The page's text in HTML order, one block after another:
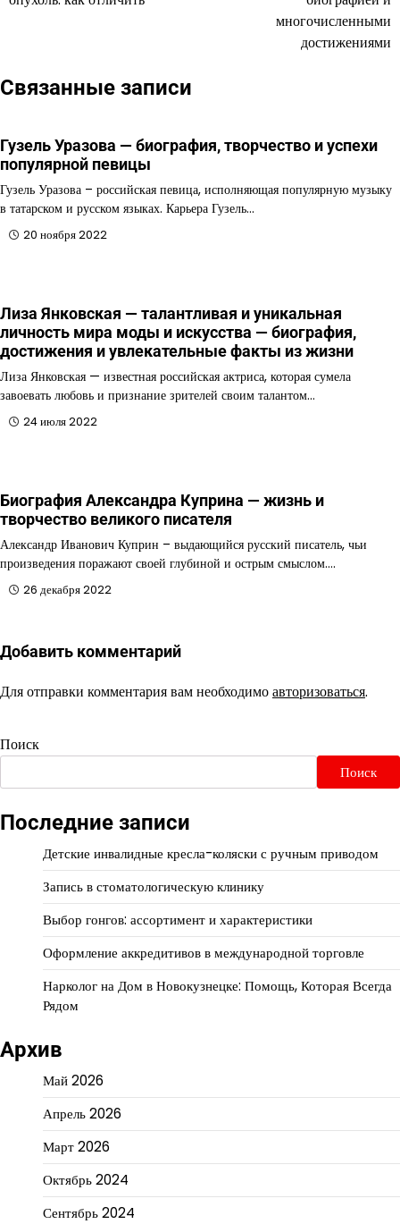
многочисленными
достижениями
Связанные записи
Гузель Уразова — биография, творчество и успехи
популярной певицы
Гузель Уразова – российская певица, исполняющая популярную музыку
в татарском и русском языках. Карьера Гузель…
20 ноября 2022
Лиза Янковская — талантливая и уникальная
личность мира моды и искусства — биография,
достижения и увлекательные факты из жизни
Лиза Янковская — известная российская актриса, которая сумела
завоевать любовь и признание зрителей своим талантом…
24 июля 2022
Биография Александра Куприна — жизнь и
творчество великого писателя
Александр Иванович Куприн – выдающийся русский писатель, чьи
произведения поражают своей глубиной и острым смыслом.…
26 декабря 2022
Добавить комментарий
Для отправки комментария вам необходимоавторизоваться.
Поиск
Поиск
Последние записи
Детские инвалидные кресла-коляски с ручным приводом
Запись в стоматологическую клинику
Выбор гонгов: ассортимент и характеристики
Оформление аккредитивов в международной торговле
Нарколог на Дом в Новокузнецке: Помощь, Которая Всегда
Рядом
Архив
Май 2026
Апрель 2026
Март 2026
Октябрь 2024
Сентябрь 2024